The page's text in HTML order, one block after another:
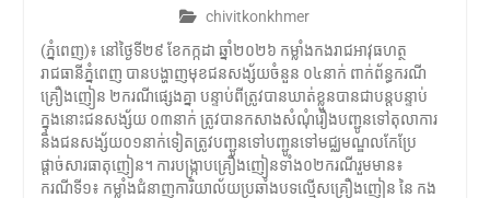
chivitkonkhmer
(ភ្នំពេញ)៖ នៅថ្ងៃទី២៩ ខែកក្កដា ឆ្នាំ២០២៦ កម្លាំងកងរាជអាវុធហត្ថ
រាជធានីភ្នំពេញ បានបង្ហាញមុខជនសង្ស័យចំនួន ០៤នាក់ ពាក់ព័ន្ធករណី
គ្រឿងញៀន ២ករណីផ្សេងគ្នា បន្ទាប់ពីត្រូវបានឃាត់ខ្លួនបានជាបន្តបន្ទាប់
ក្នុងនោះជនសង្ស័យ ០៣នាក់ ត្រូវបានកសាងសំណុំរឿងបញ្ជូនទៅតុលាការ
និងជនសង្ស័យ០១នាក់ទៀតត្រូវបញ្ជូនទៅបញ្ជូនទៅមជ្ឈមណ្ឌលកែប្រែ
ផ្តាច់សារធាតុញៀន។ ការបង្រ្កាបគ្រឿងញៀនទាំង០២ករណីរួមមាន៖
ករណីទី១៖ កម្លាំងជំនាញការិយាល័យប្រឆាំងបទល្មើសគ្រឿងញៀន នៃ កង